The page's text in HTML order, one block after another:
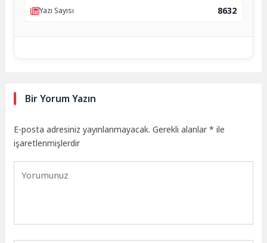
Yazı Sayısı
8632
Bir Yorum Yazın
E-posta adresiniz yayınlanmayacak. Gerekli alanlar* ile
işaretlenmişlerdir